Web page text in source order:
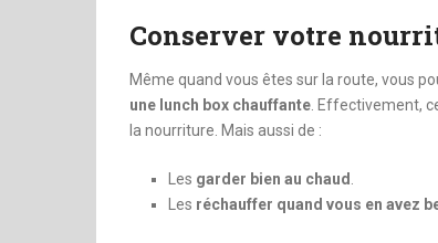
Conserver votre
Même quand vous êtes sur la route, vous
une lunch box chauffante . Effectivement,
la nourriture. Mais aussi de :
Les garder bien au chaud
Les réchauffer quand vous en avez